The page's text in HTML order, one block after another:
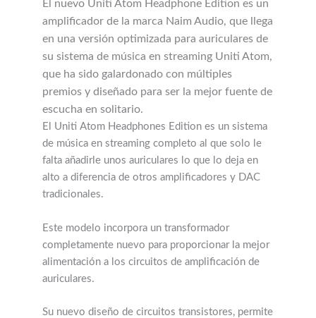
El nuevo Uniti Atom Headphone Edition es un
amplificador de la marca Naim Audio, que llega
en una versión optimizada para auriculares de
su sistema de música en streaming Uniti Atom,
que ha sido galardonado con múltiples
premios y diseñado para ser la mejor fuente de
escucha en solitario.
El Uniti Atom Headphones Edition es un sistema
de música en streaming completo al que solo le
falta añadirle unos auriculares lo que lo deja en
alto a diferencia de otros amplificadores y DAC
tradicionales.
Este modelo incorpora un transformador
completamente nuevo para proporcionar la mejor
alimentación a los circuitos de amplificación de
auriculares.
Su nuevo diseño de circuitos transistores, permite